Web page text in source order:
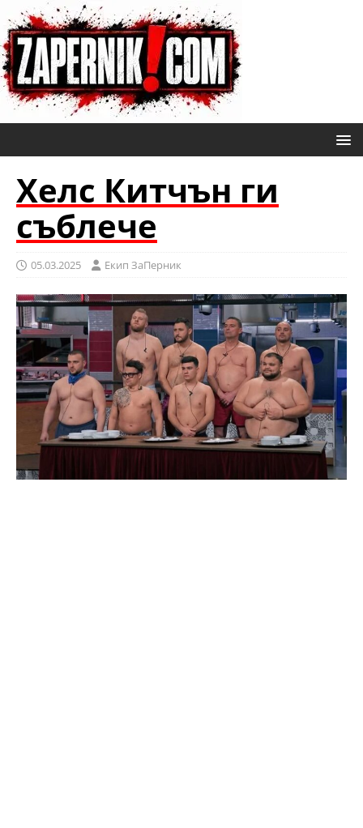
Хелс Китчън ги
съблече
05.03.2025 Eкип ЗаПерник